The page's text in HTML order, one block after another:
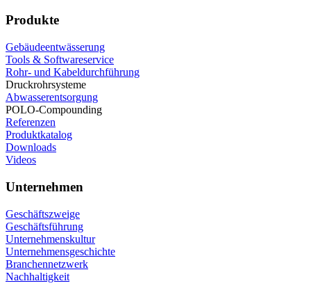
Produkte
Gebäudeentwässerung
Tools & Softwareservice
Rohr- und Kabeldurchführung
Druckrohrsysteme
Abwasserentsorgung
POLO-Compounding
Referenzen
Produktkatalog
Downloads
Videos
Unternehmen
Geschäftszweige
Geschäftsführung
Unternehmenskultur
Unternehmensgeschichte
Branchennetzwerk
Nachhaltigkeit